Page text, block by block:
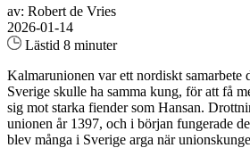
av: Robert de Vries
2026-01-14
Lästid 8 minuter
Kalmarunionen var ett nordiskt samarbete
Sverige skulle ha samma kung, för att få
sig mot starka fiender som Hansan.
unionen år 1397, och i början fungerade
blev många i Sverige arga när